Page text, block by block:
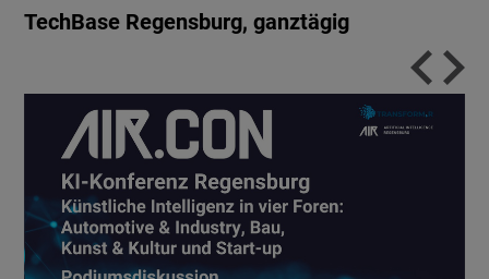
TechBase Regensburg, ganztägig